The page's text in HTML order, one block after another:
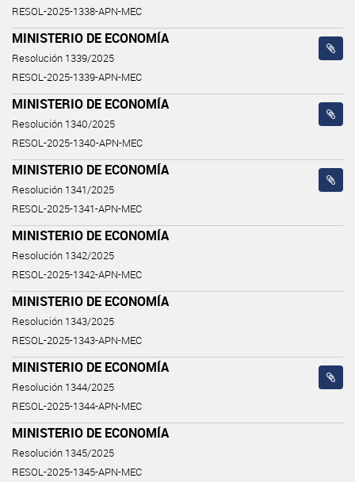
RESOL-2025-1338-APN-MEC
MINISTERIO DE ECONOMÍA
Resolución 1339/2025
RESOL-2025-1339-APN-MEC
MINISTERIO DE ECONOMÍA
Resolución 1340/2025
RESOL-2025-1340-APN-MEC
MINISTERIO DE ECONOMÍA
Resolución 1341/2025
RESOL-2025-1341-APN-MEC
MINISTERIO DE ECONOMÍA
Resolución 1342/2025
RESOL-2025-1342-APN-MEC
MINISTERIO DE ECONOMÍA
Resolución 1343/2025
RESOL-2025-1343-APN-MEC
MINISTERIO DE ECONOMÍA
Resolución 1344/2025
RESOL-2025-1344-APN-MEC
MINISTERIO DE ECONOMÍA
Resolución 1345/2025
RESOL-2025-1345-APN-MEC